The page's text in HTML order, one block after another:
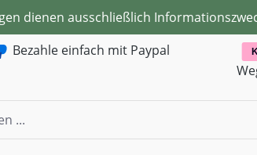
dienen ausschließlich
Bezahle einfach mit Paypal